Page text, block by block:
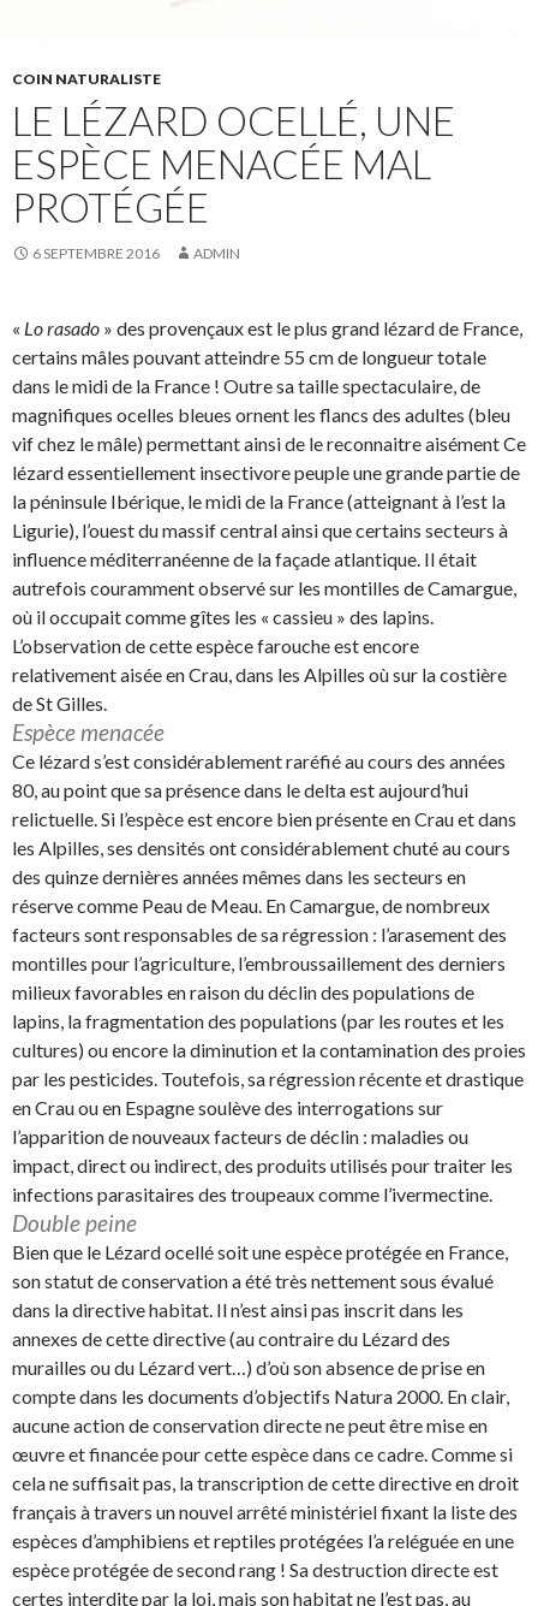
COIN NATURALISTE
LE LÉZARD OCELLÉ, UNE
ESPÈCE MENACÉE MAL
PROTÉGÉE
6 SEPTEMBRE 2016 ADMIN
« Lo rasado » des provençaux est le plus grand lézard de France,
certains mâles pouvant atteindre 55 cm de longueur totale
dans le midi de la France ! Outre sa taille spectaculaire, de
magnifiques ocelles bleues ornent les flancs des adultes (bleu
vif chez le mâle) permettant ainsi de le reconnaitre aisément Ce
lézard essentiellement insectivore peuple une grande partie de
la péninsule Ibérique, le midi de la France (atteignant à l’est la
Ligurie), l’ouest du massif central ainsi que certains secteurs à
influence méditerranéenne de la façade atlantique. Il était
autrefois couramment observé sur les montilles de Camargue,
où il occupait comme gîtes les « cassieu » des lapins.
L’observation de cette espèce farouche est encore
relativement aisée en Crau, dans les Alpilles où sur la costière
de St Gilles.
Espèce menacée
Ce lézard s’est considérablement raréfié au cours des années
80, au point que sa présence dans le delta est aujourd’hui
relictuelle. Si l’espèce est encore bien présente en Crau et dans
les Alpilles, ses densités ont considérablement chuté au cours
des quinze dernières années mêmes dans les secteurs en
réserve comme Peau de Meau. En Camargue, de nombreux
facteurs sont responsables de sa régression : l’arasement des
montilles pour l’agriculture, l’embroussaillement des derniers
milieux favorables en raison du déclin des populations de
lapins, la fragmentation des populations (par les routes et les
cultures) ou encore la diminution et la contamination des proies
par les pesticides. Toutefois, sa régression récente et drastique
en Crau ou en Espagne soulève des interrogations sur
l’apparition de nouveaux facteurs de déclin : maladies ou
impact, direct ou indirect, des produits utilisés pour traiter les
infections parasitaires des troupeaux comme l’ivermectine.
Double peine
Bien que le Lézard ocellé soit une espèce protégée en France,
son statut de conservation a été très nettement sous évalué
dans la directive habitat. Il n’est ainsi pas inscrit dans les
annexes de cette directive (au contraire du Lézard des
murailles ou du Lézard vert…) d’où son absence de prise en
compte dans les documents d’objectifs Natura 2000. En clair,
aucune action de conservation directe ne peut être mise en
œuvre et financée pour cette espèce dans ce cadre. Comme si
cela ne suffisait pas, la transcription de cette directive en droit
français à travers un nouvel arrêté ministériel fixant la liste des
espèces d’amphibiens et reptiles protégées l’a reléguée en une
espèce protégée de second rang ! Sa destruction directe est
certes interdite par la loi, mais son habitat ne l’est pas, au